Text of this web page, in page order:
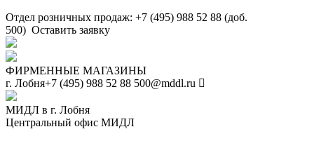
Отдел розничных продаж: +7 (495) 988 52 88 (доб.
500) Оставить заявку
ФИРМЕННЫЕ МАГАЗИНЫ
г. Лобня+7 (495) 988 52 88 500@mddl.ru
МИДЛ в г. Лобня
Центральный офис МИДЛ